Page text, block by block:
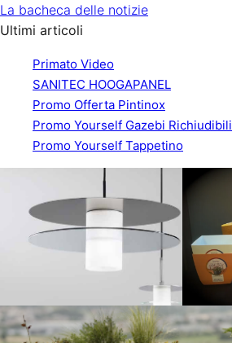
La bacheca delle notizie
Ultimi articoli
Primato Video
SANITEC HOOGAPANEL
Promo Offerta Pintinox
Promo Yourself Gazebi Richiudibili
Promo Yourself Tappetino